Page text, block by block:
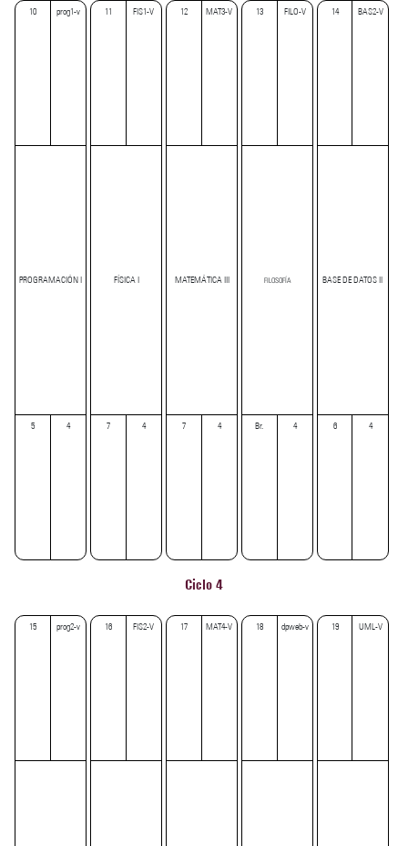
10 prog1-v
PROGRAMACIÓN I
5 4
11 FIS1-V
FÍSICA I
7 4
12 MAT3-V
MATEMÁTICA III
7 4
13 FILO-V
FILOSOFÍA
Br. 4
14 BAS2-V
BASE DE DATOS II
6 4
Ciclo 4
15 prog2-v 16 FIS2-V 17 MAT4-V 18 dpweb-v 19 UML-V